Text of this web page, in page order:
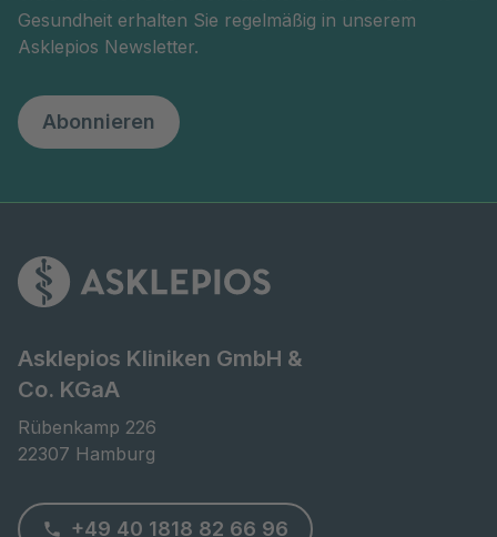
Gesundheit erhalten Sie regelmäßig in unserem
Asklepios Newsletter.
Abonnieren
Asklepios Kliniken GmbH &
Co. KGaA
Rübenkamp 226
22307 Hamburg
+49 40 1818 82 66 96